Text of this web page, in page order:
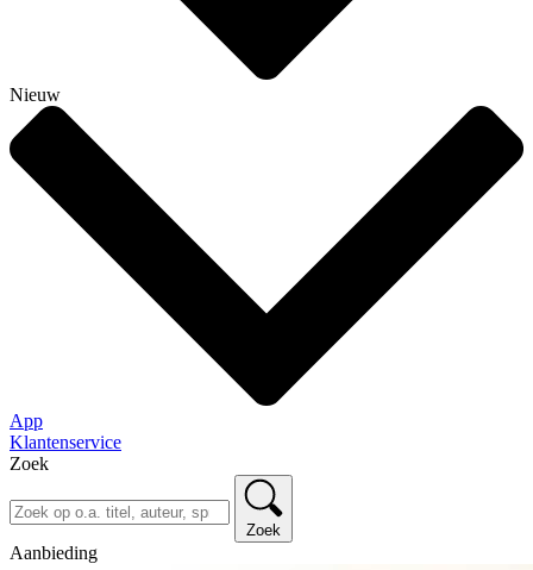
Nieuw
App
Klantenservice
Zoek
Zoek
Aanbieding